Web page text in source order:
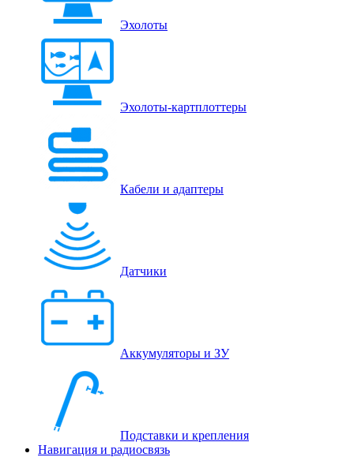
Эхолоты
Эхолоты-картплоттеры
Кабели и адаптеры
Датчики
Аккумуляторы и ЗУ
Подставки и крепления
Навигация и радиосвязь